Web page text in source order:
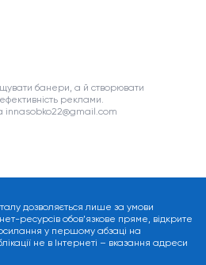
банери, а й створювати
реклами.
innasobko22@gmail.com
дозволяється лише за умови
ресурсів обов’язкове пряме, відкрите
у першому абзаці на
не в Інтернеті – вказання адреси